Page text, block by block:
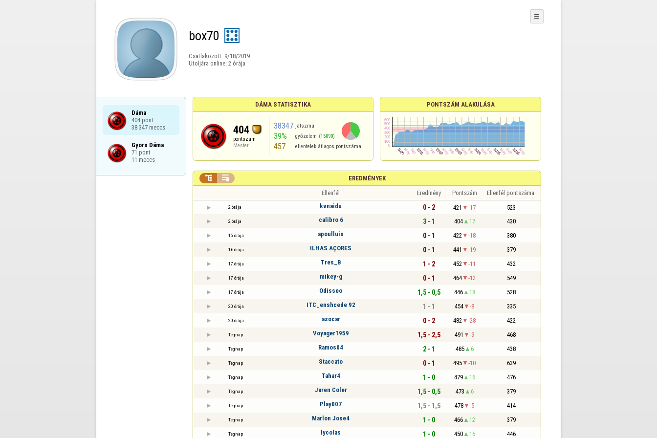
box70
Csatlakozott: 9/18/2019
Utoljára online: 2 órája
☰
Dáma
404 pont
38 347 meccs
Gyors Dáma
71 pont
11 meccs
DÁMA STATISZTIKA
404
pontszám
Mester
38347 játszma
39% győzelem (15090)
457 ellenfelek átlagos pontszáma
PONTSZÁM ALAKULÁSA
EREDMÉNYEK
 
Ellenfél Eredmény Pontszám Ellenfél pontszáma
2 órája kvnaidu 0 - 2 421 -17 523
2 órája calibro 6 3 - 1 404 17 430
15 órája apoulluis 0 - 1 422 -18 380
16 órája ILHAS AÇORES 0 - 1 441 -19 379
17 órája Tres_B 1 - 2 452 -11 432
17 órája mikey-g 0 - 1 464 -12 549
17 órája Odisseo 1,5 - 0,5 446 18 528
20 órája ITC_enshcede 92 1 - 1 454 -8 335
20 órája azocar 0 - 2 482 -28 422
Tegnap Voyager1959 1,5 - 2,5 491 -9 468
Tegnap Ramos04 2 - 1 485 6 438
Tegnap Staccato 0 - 1 495 -10 639
Tegnap Tahar4 1 - 0 479 16 476
Tegnap Jaren Coler 1,5 - 0,5 473 6 379
Tegnap Play007 1,5 - 1,5 478 -5 414
Tegnap Marlon Jose4 1 - 0 466 12 379
Tegnap lycolas 1 - 0 450 16 446